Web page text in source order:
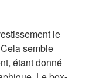
le
semble
étant donné